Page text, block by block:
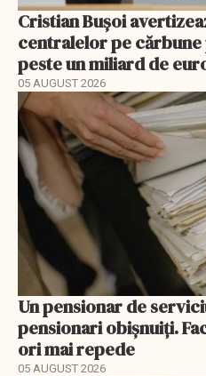
Cristian Bușoi
centralelor pe cărbune
peste un miliard de
05 AUGUST 2026
Un pensionar de
pensionari obișnuiți.
ori mai repede
05 AUGUST 2026